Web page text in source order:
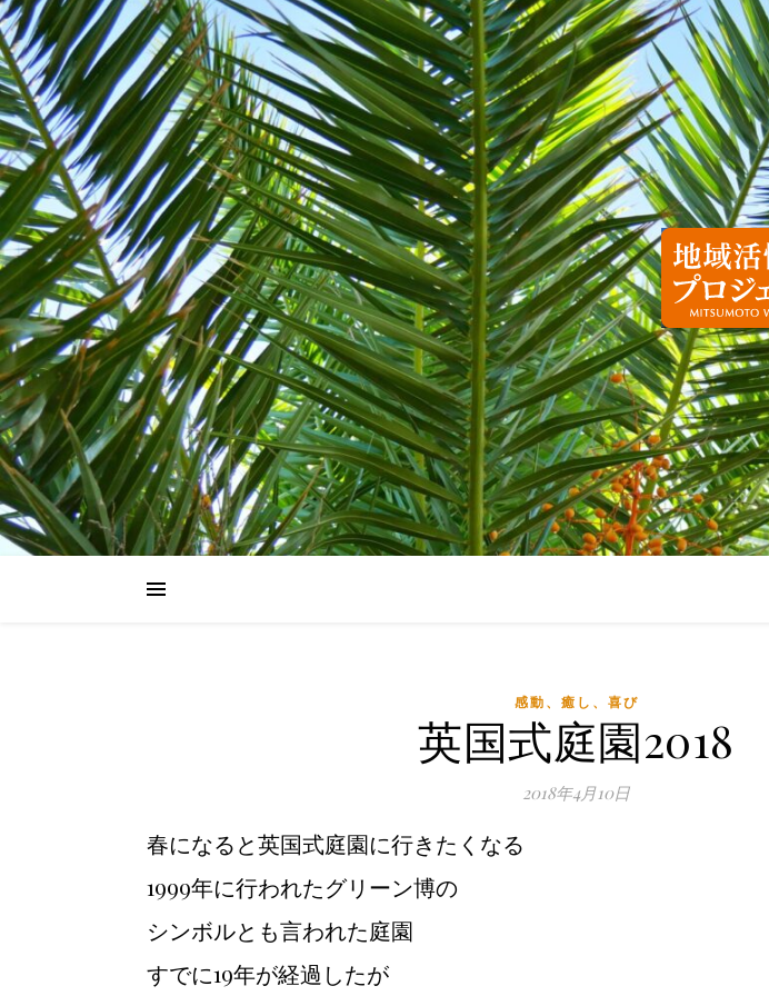
感動、癒し、喜び
英国式庭園2018
2018年4月10日
春になると英国式庭園に行きたくなる
1999年に行われたグリーン博の
シンボルとも言われた庭園
すでに19年が経過したが